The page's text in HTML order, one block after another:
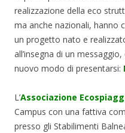
realizzazione della eco
ma anche nazionali, hanno
un progetto nato e
all’insegna di un
nuovo modo di presentarsi:
L’Associazione
Campus con una fattiva
presso gli Stabilimenti